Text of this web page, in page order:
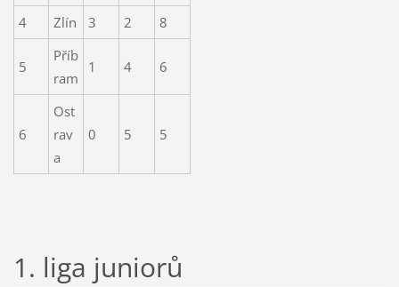
4 Zlín 3 2 8
5
Příb
ram
1 4 6
6
Ost
rav
a
0 5 5
1. liga juniorů